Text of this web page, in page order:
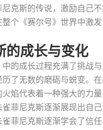
克斯的传说，激励自己
个《赛尔号》世界中激
的成长与变化
的成长过程充满了挑战
了无数的磨砺与蜕变。
焰代表着一种强大的力
菲尼克斯逐渐展现出自己
菲尼克斯逐渐学会了信